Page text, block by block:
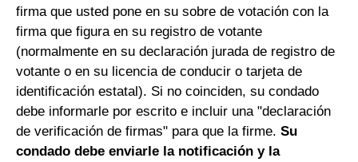
firma que usted pone en su sobre de votación con la
firma que figura en su registro de votante
(normalmente en su declaración jurada de registro de
votante o en su licencia de conducir o tarjeta de
identificación estatal). Si no coinciden, su condado
debe informarle por escrito e incluir una "declaración
de verificación de firmas" para que la firme. Su
condado debe enviarle la notificación y la